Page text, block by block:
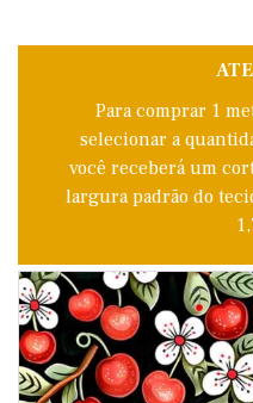
Para comprar 1
selecionar a
você receberá um
largura padrão do